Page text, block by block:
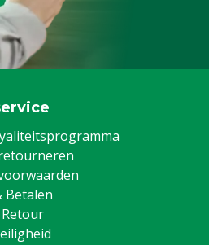
Betalen